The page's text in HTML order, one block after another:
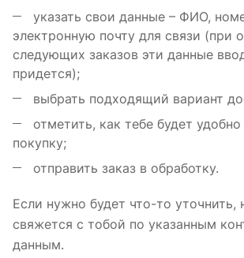
указать свои данные – ФИО,
электронную почту для связи (при
следующих заказов эти данные
придется);
выбрать подходящий вариант
отметить, как тебе будет удобно
покупку;
отправить заказ в обработку.
Если нужно будет что-то
свяжется с тобой по указанным
данным.